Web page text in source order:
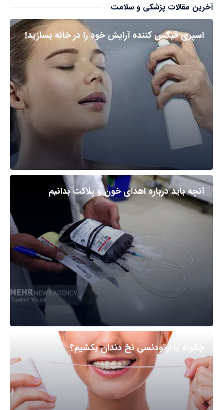
آخرین مقالات پزشکی و سلامت
اسپری فیکس کننده آرایش خود را در خانه بسازید!
آنچه باید درباره اهدای خون و پلاکت بدانیم
چگونه با ارتودنسی نخ دندان بکشیم؟